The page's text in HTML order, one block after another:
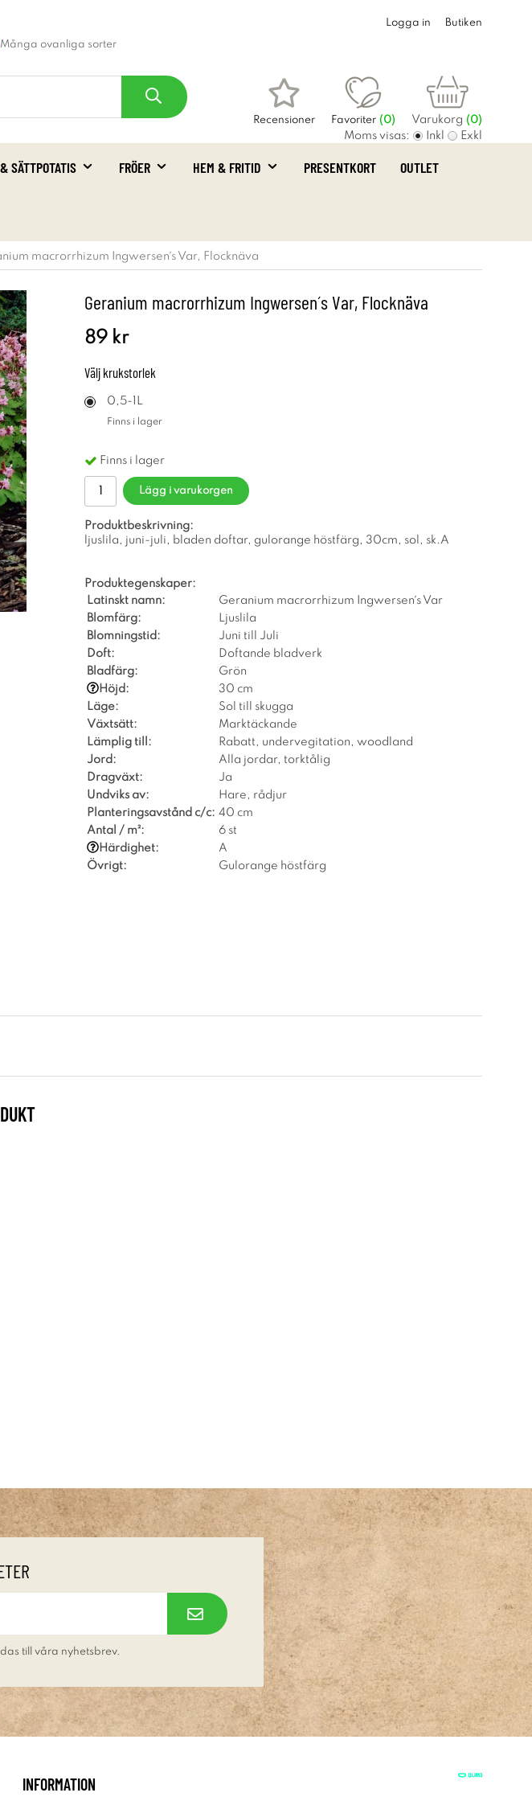
Många ovanliga sorter
Logga in Butiken
Recensioner Favoriter (0) Varukorg (0)
Moms visas: Inkl Exkl
SÄTTPOTATIS FRÖER HEM & FRITID PRESENTKORT OUTLET
macrorrhizum Ingwersen´s Var, Flocknäva
Geranium macrorrhizum Ingwersen´s Var, Flocknäva
89 kr
Välj krukstorlek
0,5-1L
Finns i lager
Finns i lager
Lägg i varukorgen
Produktbeskrivning:
ljuslila, juni-juli, bladen doftar, gulorange höstfärg, 30cm, sol, sk.A
Produktegenskaper:
Latinskt namn:
Geranium macrorrhizum Ingwersen´s Var
Blomfärg:
Ljuslila
Blomningstid:
Juni till Juli
Doft:
Doftande bladverk
Bladfärg:
Grön
Höjd:
30 cm
Läge:
Sol till skugga
Växtsätt:
Marktäckande
Lämplig till:
Rabatt, undervegitation, woodland
Jord:
Alla jordar, torktålig
Dragväxt:
Ja
Undviks av:
Hare, rådjur
Planteringsavstånd c/c: 40 cm
Antal / m²:
6 st
Härdighet:
A
Övrigt:
Gulorange höstfärg
till våra nyhetsbrev.
INFORMATION